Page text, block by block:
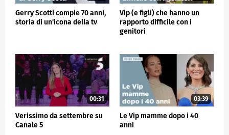
Gerry Scotti compie 70 anni,
storia di un'icona della tv
Vip (e figli) che hanno un
rapporto difficile con i
genitori
00:31
Verissimo da settembre su
Canale 5
03:39
Le Vip mamme dopo i 40
anni